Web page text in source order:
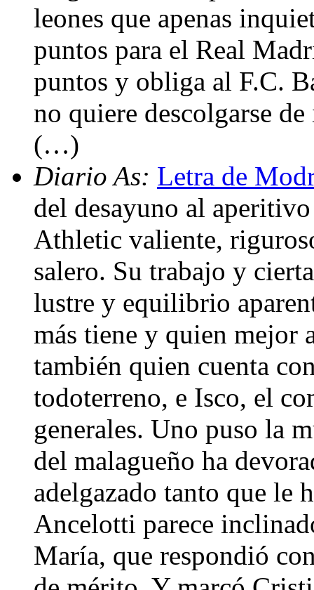
leones que apenas
puntos para el Real
puntos y obliga al F.C.
no quiere descolgarse
(…)
Diario As: Letra de
del desayuno al
Athletic valiente,
salero. Su trabajo y
lustre y equilibrio
más tiene y quien mejor
también quien cuenta
todoterreno, e Isco, el
generales. Uno puso la
del malagueño ha
adelgazado tanto que le
Ancelotti parece
María, que respondió